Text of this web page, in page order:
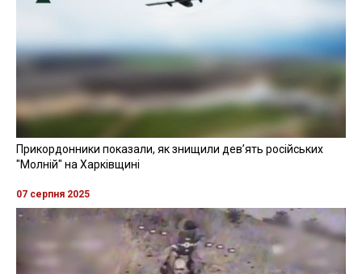
Прикордонники показали, як знищили девʼять російських
"Молній" на Харківщині
07 серпня 2025